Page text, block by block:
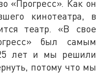
«Прогресс». Как он
кинотеатра, в
театр. «В свое
был самым
лет и мы решили
потому что мы